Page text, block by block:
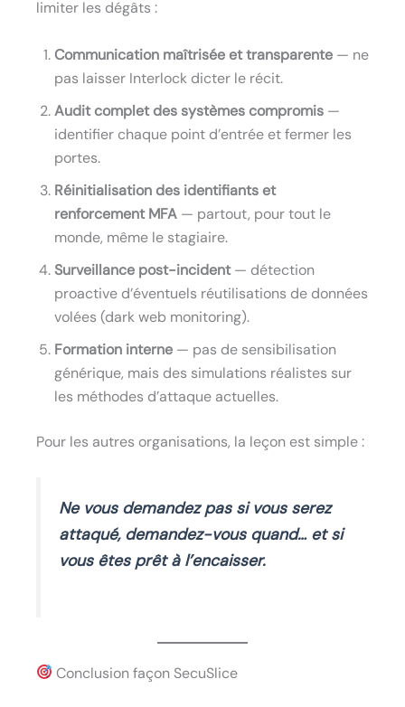
limiter les dégâts :
Communication maîtrisée et transparente — ne
pas laisser Interlock dicter le récit.
Audit complet des systèmes compromis —
identifier chaque point d’entrée et fermer les
portes.
Réinitialisation des identifiants et
renforcement MFA — partout, pour tout le
monde, même le stagiaire.
Surveillance post-incident— détection
proactive d’éventuels réutilisations de données
volées (dark web monitoring).
Formation interne — pas de sensibilisation
générique, mais des simulations réalistes sur
les méthodes d’attaque actuelles.
Pour les autres organisations, la leçon est simple :
Ne vous demandez pas si vous serez
attaqué, demandez-vous quand… et si
vous êtes prêt à l’encaisser.
Conclusion façon SecuSlice